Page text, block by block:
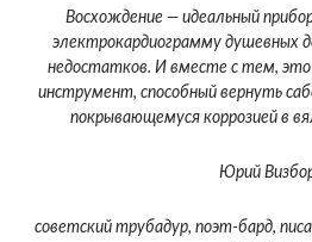
Восхождение — идеальный
электрокардиограмму душевных
недостатков. И вместе с тем, это
инструмент, способный вернуть
покрывающемуся коррозией в
Юрий
советский трубадур, поэт-бард,